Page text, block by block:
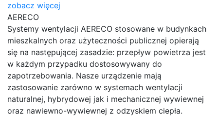
zobacz więcej
AERECO
Systemy wentylacji AERECO stosowane w budynkach
mieszkalnych oraz użyteczności publicznej opierają
się na następującej zasadzie: przepływ powietrza jest
w każdym przypadku dostosowywany do
zapotrzebowania. Nasze urządzenie mają
zastosowanie zarówno w systemach wentylacji
naturalnej, hybrydowej jak i mechanicznej wywiewnej
oraz nawiewno-wywiewnej z odzyskiem ciepła.